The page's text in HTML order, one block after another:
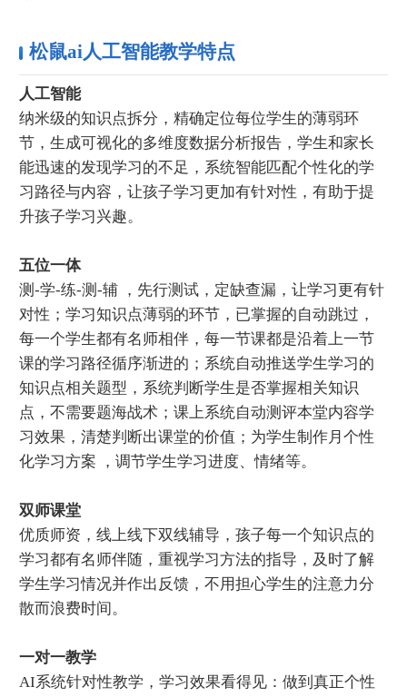
松鼠ai人工智能教学特点
人工智能
纳米级的知识点拆分，精确定位每位学生的薄弱环
节，生成可视化的多维度数据分析报告，学生和家长
能迅速的发现学习的不足，系统智能匹配个性化的学
习路径与内容，让孩子学习更加有针对性，有助于提
升孩子学习兴趣。
五位一体
测-学-练-测-辅 ，先行测试，定缺查漏，让学习更有针
对性；学习知识点薄弱的环节，已掌握的自动跳过，
每一个学生都有名师相伴，每一节课都是沿着上一节
课的学习路径循序渐进的；系统自动推送学生学习的
知识点相关题型，系统判断学生是否掌握相关知识
点，不需要题海战术；课上系统自动测评本堂内容学
习效果，清楚判断出课堂的价值；为学生制作月个性
化学习方案 ，调节学生学习进度、情绪等。
双师课堂
优质师资，线上线下双线辅导，孩子每一个知识点的
学习都有名师伴随，重视学习方法的指导，及时了解
学生学习情况并作出反馈，不用担心学生的注意力分
散而浪费时间。
一对一教学
AI系统针对性教学，学习效果看得见：做到真正个性